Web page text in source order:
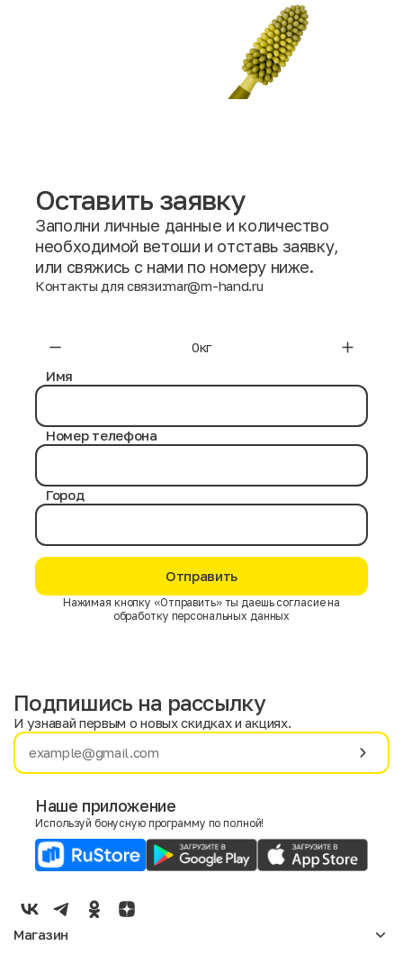
Оставить заявку
Заполни личные данные и количество
необходимой ветоши и отставь заявку,
или свяжись с нами по номеру ниже.
Контакты для связи:mar@m-hand.ru
Имя
Номер телефона
Город
Отправить
Нажимая кнопку «Отправить» ты даешь согласие на
обработку персональных данных
Имя
E-mail
Мужской
Женский
Подпишись на рассылку
И узнавай первым о новых скидках и акциях.
Наше приложение
Используй бонусную программу по полной!
Магазин